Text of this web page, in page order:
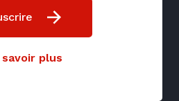
savoir plus